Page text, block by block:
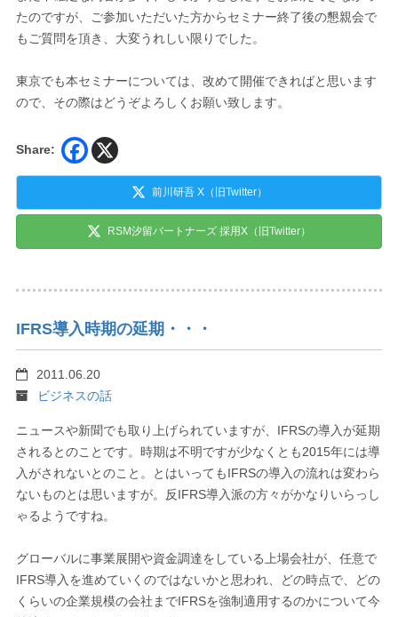
たのですが、ご参加いただいた方からセミナー終了後の懇親会で
もご質問を頂き、大変うれしい限りでした。
東京でも本セミナーについては、改めて開催できればと思います
ので、その際はどうぞよろしくお願い致します。
Share:
前川研吾 X（旧Twitter）
RSM汐留パートナーズ 採用X（旧Twitter）
IFRS導入時期の延期・・・
2011.06.20
ビジネスの話
ニュースや新聞でも取り上げられていますが、IFRSの導入が延期
されるとのことです。時期は不明ですが少なくとも2015年には導
入がされないとのこと。とはいってもIFRSの導入の流れは変わら
ないものとは思いますが。反IFRS導入派の方々がかなりいらっし
ゃるようですね。
グローバルに事業展開や資金調達をしている上場会社が、任意で
IFRS導入を進めていくのではないかと思われ、どの時点で、どの
くらいの企業規模の会社までIFRSを強制適用するのかについて今